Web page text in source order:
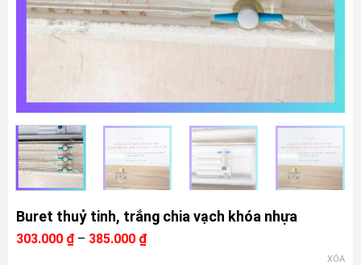
Buret thuỷ tinh, trắng chia vạch khóa nhựa
303.000 ₫ – 385.000 ₫Khoảng
giá:
XÓA